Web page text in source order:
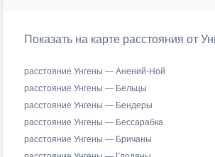
Показать на карте расстояния от
расстояние Унгены — Анений-Ной
расстояние Унгены — Бельцы
расстояние Унгены — Бендеры
расстояние Унгены — Бессарабка
расстояние Унгены — Бричаны